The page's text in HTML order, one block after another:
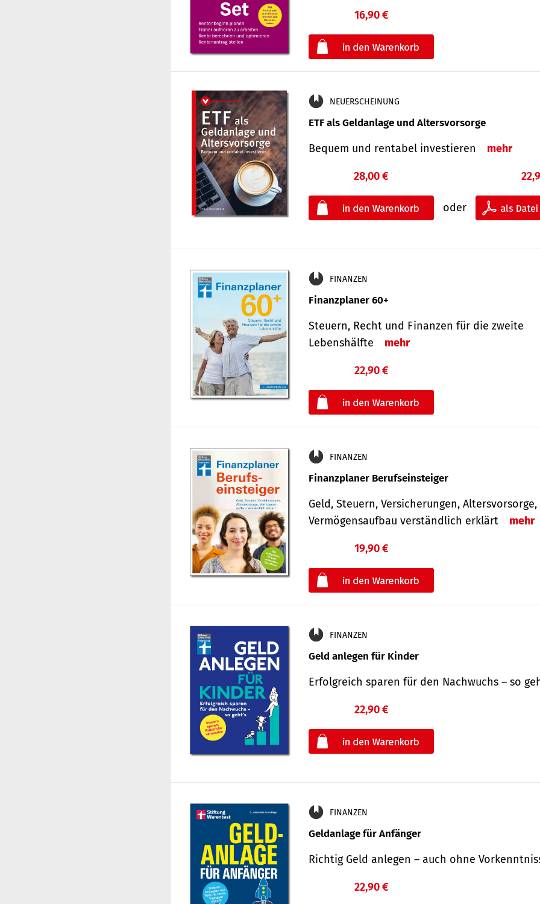
16,90 €
NEUERSCHEINUNG
ETF als Geldanlage und Altersvorsorge
Bequem und rentabel investieren mehr
28,00 €
oder
FINANZEN
Finanzplaner 60+
Steuern, Recht und Finanzen für die zweite
Lebenshälfte
mehr
22,90 €
FINANZEN
Finanzplaner Berufseinsteiger
Geld, Steuern, Versicherungen, Altersvorsorge,
Vermögensaufbau verständlich erklärt
mehr
19,90 €
FINANZEN
Geld anlegen für Kinder
Erfolgreich sparen für den Nachwuchs – so
22,90 €
FINANZEN
Geldanlage für Anfänger
Richtig Geld anlegen – auch ohne
22,90 €